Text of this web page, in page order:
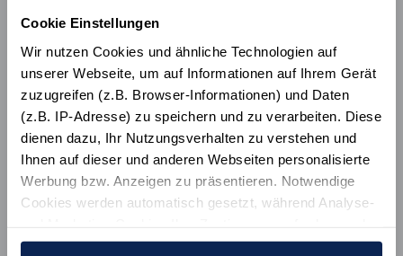
Cookie Einstellungen
Wir nutzen Cookies und ähnliche Technologien auf
unserer Webseite, um auf Informationen auf Ihrem Gerät
zuzugreifen (z.B. Browser-Informationen) und Daten
(z.B. IP-Adresse) zu speichern und zu verarbeiten. Diese
dienen dazu, Ihr Nutzungsverhalten zu verstehen und
Ihnen auf dieser und anderen Webseiten personalisierte
Werbung bzw. Anzeigen zu präsentieren. Notwendige
Cookies werden automatisch gesetzt, während Analyse-
auch außerhalb der EU/EWR, z.B. in den USA,
Lage der Unterkunft
1/22
2/22
3/22
9/22
10/22
1/22
2/22
3/22
9/22
10/22